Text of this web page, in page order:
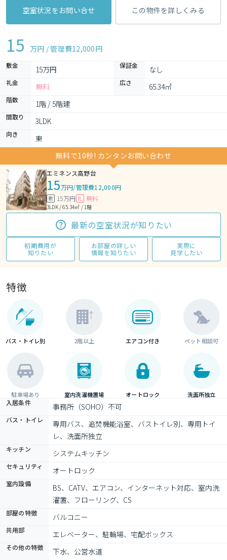
空室状況をお問い合せ この物件を詳しくみる
15 万円 / 管理費12,000円
敷金 15万円 保証金 なし
礼金 無料 広さ 65.34㎡
階数 1階 / 5階建
間取り 3LDK
向き
東
無料で10秒! カンタンお問い合わせ
エミネンス高野台
15万円/管理費12,000円
敷 15万円 礼 無料
3LDK / 65.34㎡ / 1階
最新の空室状況が知りたい
初期費用が
知りたい
お部屋の詳しい
情報を知りたい
実際に
見学したい
特徴
バス・トイレ別 2階以上 エアコン付き ペット相談可
駐車場あり 室内洗濯機置場 オートロック 洗面所独立
入居条件 事務所（SOHO）不可
バス・トイレ
専用バス、追焚機能浴室、バストイレ別、専用トイ
レ、洗面所独立
キッチン システムキッチン
セキュリティ オートロック
室内設備
BS、CATV、エアコン、インターネット対応、室内洗
濯置、フローリング、CS
部屋の特徴 バルコニー
共用部 エレベーター、駐輪場、宅配ボックス
その他の特徴 下水、公営水道